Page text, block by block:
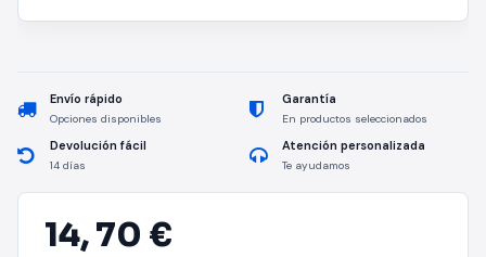
Envío rápido
Opciones disponibles
Garantía
En productos seleccionados
Devolución fácil
14 días
Atención personalizada
Te ayudamos
14,70 €